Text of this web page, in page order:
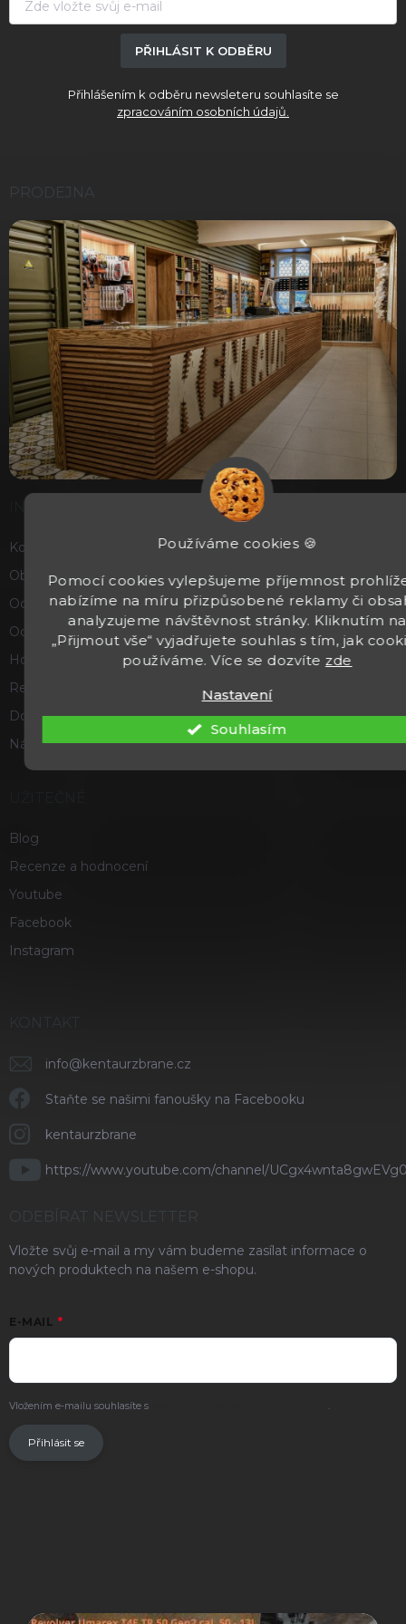
Používáme cookies 🍪
Pomocí cookies vylepšujeme příjemnost
nabízíme na míru přizpůsobené reklamy či
analyzujeme návštěvnost stránky. Kliknutím na
„Přijmout vše“ vyjadřujete souhlas s tím, jak
používáme. Více se dozvíte zde
Nastavení
Souhlasím
PŘIHLÁSIT K ODBĚRU
Přihlášením k odběru newsleteru souhlasíte se
zpracováním osobních údajů.
PRODEJNA
Kontakty
Obchodní podmínky
Ochrana osobních údajů
Odstoupení od smlouvy
Hodnocení obchodu
Reklamace a vrácení zboží
Doprava a platba
Náš příběh
Blog
Recenze a hodnocení
Youtube
Facebook
Instagram
info@kentaurzbrane.cz
Staňte se našimi fanoušky na Facebooku
kentaurzbrane
https://www.youtube.com/channel/
ODEBÍRAT NEWSLETTER
Vložte svůj e-mail a my vám budeme zasílat informace o
nových produktech na našem e-shopu.
E-MAIL
Vložením e-mailu souhlasíte s .
Přihlásit se